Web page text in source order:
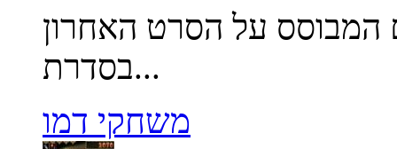
על הסרט האחרון
בסדרת...
משחקי דמו